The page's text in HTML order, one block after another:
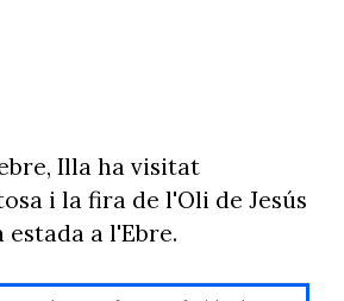
Illa ha visitat
i la fira de l'Oli de Jesús
a l'Ebre.